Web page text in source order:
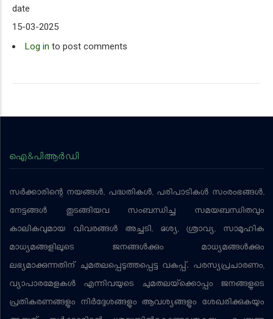
date
15-03-2025
Log in to post comments
ഐ&പിആര്‍ഡി
സര്‍ക്കാരിന്റെ നയങ്ങള്‍, പദ്ധതികള്‍, പരിപാടികള്‍ സംരംഭങ്ങള്‍,
നേട്ടങ്ങള്‍ തുടങ്ങിയവ സംബന്ധിച്ച സമയബന്ധിതവും
കാലികവുമായ വിവരങ്ങള്‍ അച്ചടി, ദൃശ്യ, ശ്രാവ്യ, സാമൂഹിക
മാധ്യമങ്ങളിലൂടെ ജനങ്ങള്‍ക്കും മാധ്യമങ്ങള്‍ക്കും
ലഭ്യമാക്കുന്നതിന് ചുമതലപ്പെടുത്തപ്പെട്ട വകുപ്പ്. പരസ്യപ്രചാരണം,
വ്യാപാരമേളകള്‍ എന്നിവയുടെ ചുമതലയ്‌ക്കൊപ്പം ജനങ്ങളുടെ
പ്രതികരണങ്ങളും നിര്‍ദ്ദേശങ്ങളും ആവശ്യങ്ങളും ശേഖരിക്കുകയും